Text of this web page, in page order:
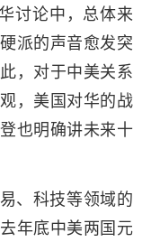
讨论中，总体来
派的声音愈发突
，对于中美关系
，美国对华的战
也明确讲未来十
、科技等领域的
年底中美两国元